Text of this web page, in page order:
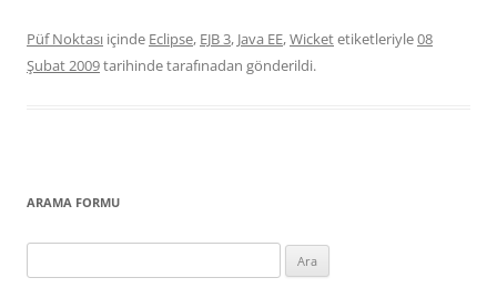
Püf Noktası içinde Eclipse, EJB 3, Java EE,Wicketetiketleriyle08
Şubat 2009tarihindetarafınadan gönderildi.
ARAMA FORMU